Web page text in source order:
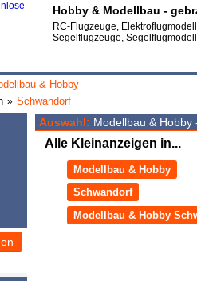
Hobby & Modellbau -
RC-Flugzeuge,
Segelflugzeuge,
& Hobby
» Schwandorf
Auswahl: Modellbau & Hobby
Alle Kleinanzeigen in...
Modellbau & Hobby
Schwandorf
Modellbau & Hobby